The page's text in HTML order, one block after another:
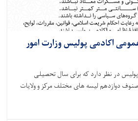
اکادمی پولیس وزارت امور
در نظر دارد که برای سال تحصیلی
صنوف دوازدهم لیسه های مختلف مرکز و ولایات